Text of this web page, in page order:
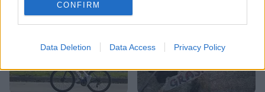
CONFIRM
Data Deletion Data Access Privacy Policy
Več iz kraja Muta